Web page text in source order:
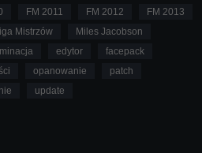
FM 2011 FM 2012
FM 2013
Mistrzów
Miles Jacobson
edytor
facepack
opanowanie
patch
update